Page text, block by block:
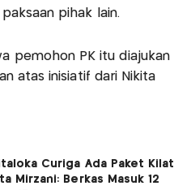
pihak lain.
pemohon PK itu diajukan
atas inisiatif dari Nikita
Curiga Ada Paket Kilat
Mirzani: Berkas Masuk 12